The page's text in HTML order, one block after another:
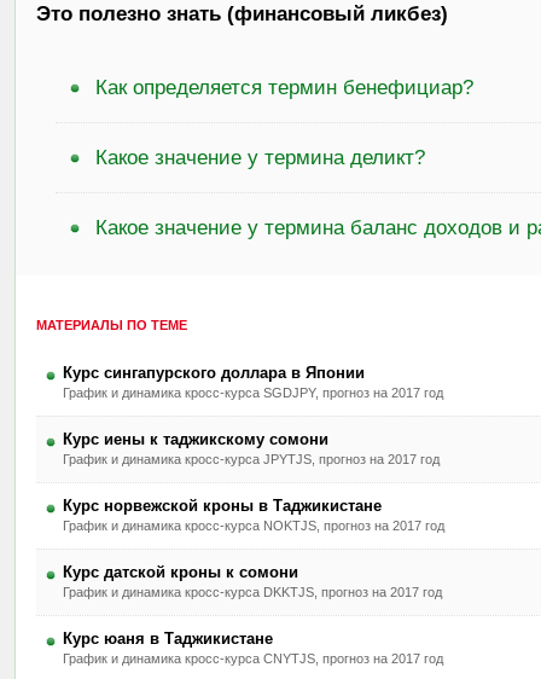
Это полезно знать (финансовый ликбез)
Как определяется термин бенефициар?
Какое значение у термина деликт?
Какое значение у термина баланс доходов и
МАТЕРИАЛЫ ПО ТЕМЕ
Курс сингапурского доллара в Японии
График и динамика кросс-курса SGDJPY, прогноз на 2017 год
Курс иены к таджикскому сомони
График и динамика кросс-курса JPYTJS, прогноз на 2017 год
Курс норвежской кроны в Таджикистане
График и динамика кросс-курса NOKTJS, прогноз на 2017 год
Курс датской кроны к сомони
График и динамика кросс-курса DKKTJS, прогноз на 2017 год
Курс юаня в Таджикистане
График и динамика кросс-курса CNYTJS, прогноз на 2017 год